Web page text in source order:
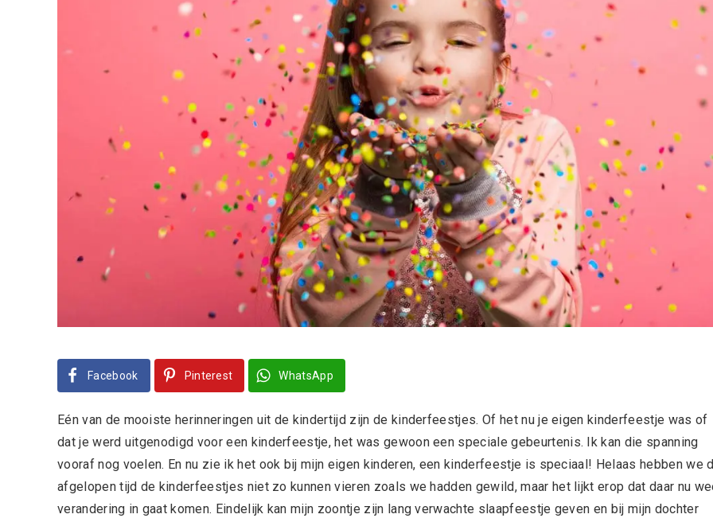
Facebook Pinterest WhatsApp
Eén van de mooiste herinneringen uit de kindertijd zijn de kinderfeestjes. Of het nu je eigen kinderfeestje was of
dat je werd uitgenodigd voor een kinderfeestje, het was gewoon een speciale gebeurtenis. Ik kan die spanning
vooraf nog voelen. En nu zie ik het ook bij mijn eigen kinderen, een kinderfeestje is speciaal! Helaas hebben we
afgelopen tijd de kinderfeestjes niet zo kunnen vieren zoals we hadden gewild, maar het lijkt erop dat daar nu
verandering in gaat komen. Eindelijk kan mijn zoontje zijn lang verwachte slaapfeestje geven en bij mijn dochter